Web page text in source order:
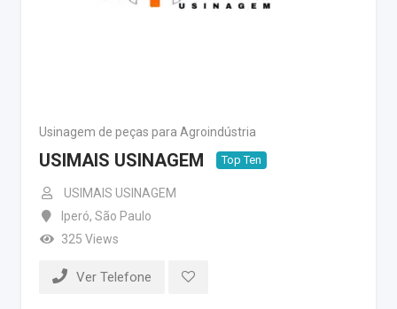
Usinagem de peças para Agroindústria
USIMAIS USINAGEM Top Ten
USIMAIS USINAGEM
Iperó, São Paulo
325 Views
Ver Telefone